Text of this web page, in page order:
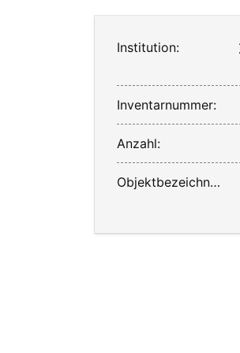
Institution:
Inventarnummer:
Anzahl:
Objektbezeichnung: